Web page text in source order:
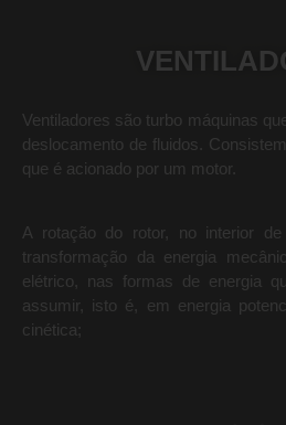
Ventiladores são turbo máquinas
deslocamento de fluidos.
que é acionado por um motor.
A rotação do rotor, no interior
transformação da energia
elétrico, nas formas de energia
assumir, isto é, em energia
cinética;